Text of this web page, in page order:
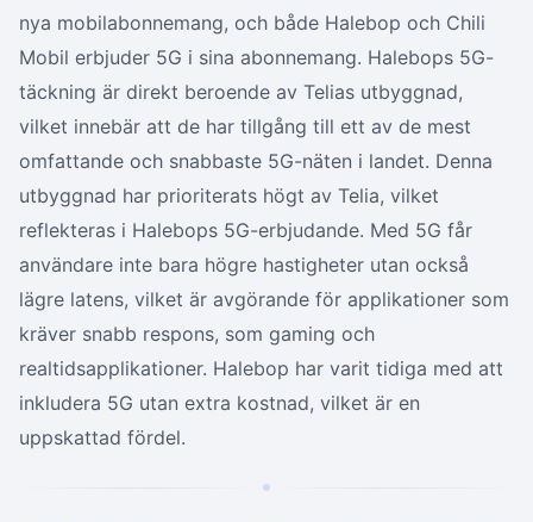
nya mobilabonnemang, och både Halebop och Chili
Mobil erbjuder 5G i sina abonnemang. Halebops 5G-
täckning är direkt beroende av Telias utbyggnad,
vilket innebär att de har tillgång till ett av de mest
omfattande och snabbaste 5G-näten i landet. Denna
utbyggnad har prioriterats högt av Telia, vilket
reflekteras i Halebops 5G-erbjudande. Med 5G får
användare inte bara högre hastigheter utan också
lägre latens, vilket är avgörande för applikationer som
kräver snabb respons, som gaming och
realtidsapplikationer. Halebop har varit tidiga med att
inkludera 5G utan extra kostnad, vilket är en
uppskattad fördel.